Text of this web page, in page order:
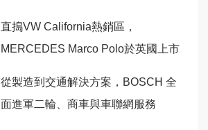
直搗VW California熱銷區，
MERCEDES Marco Polo於英國上市
從製造到交通解決方案，BOSCH 全
面進軍二輪、商車與車聯網服務